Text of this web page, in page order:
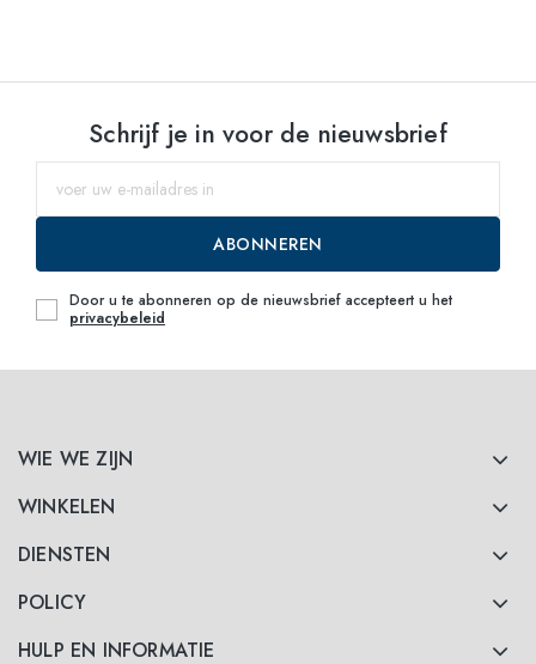
WIE WE ZIJN
WINKELEN
DIENSTEN
POLICY
HULP EN INFORMATIE
Schrijf je in voor de nieuwsbrief
ABONNEREN
Door u te abonneren op de nieuwsbrief accepteert u het
privacybeleid